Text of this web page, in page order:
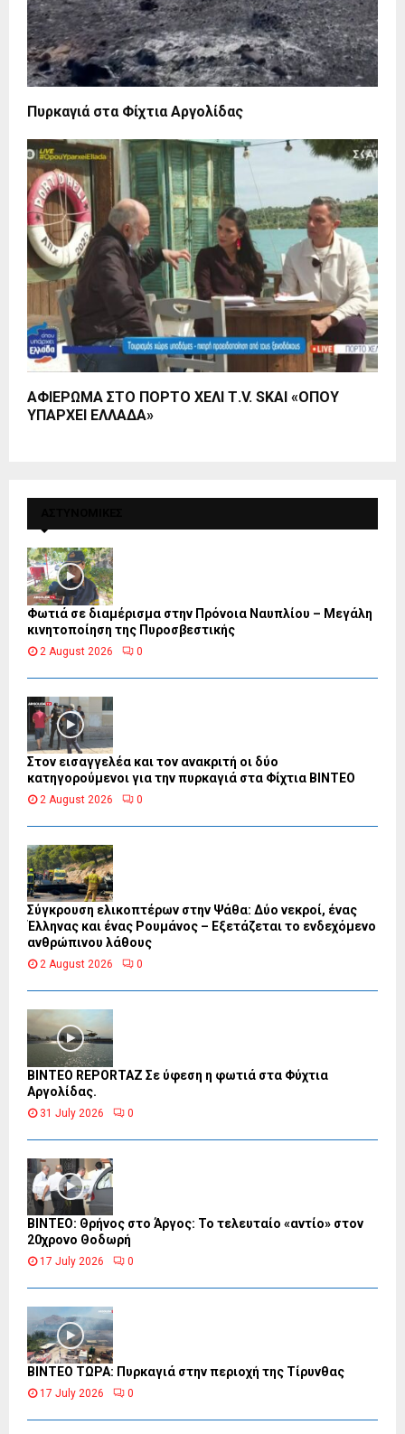
Πυρκαγιά στα Φίχτια Αργολίδας
ΑΦΙΕΡΩΜΑ ΣΤΟ ΠΟΡΤΟ ΧΕΛΙ Τ.V. SKAI «ΟΠΟΥ
ΥΠΑΡΧΕΙ ΕΛΛΑΔΑ»
Φωτιά σε διαμέρισμα στην Πρόνοια Ναυπλίου – Μεγάλη
κινητοποίηση της Πυροσβεστικής
2 August 2026 0
Στον εισαγγελέα και τον ανακριτή οι δύο
κατηγορούμενοι για την πυρκαγιά στα Φίχτια ΒΙΝΤΕΟ
2 August 2026 0
Σύγκρουση ελικοπτέρων στην Ψάθα: Δύο νεκροί, ένας
Έλληνας και ένας Ρουμάνος – Εξετάζεται το ενδεχόμενο
ανθρώπινου λάθους
2 August 2026 0
BINTEO REPORTAZ Σε ύφεση η φωτιά στα Φύχτια
Αργολίδας.
31 July 2026 0
ΒΙΝΤΕΟ: Θρήνος στο Άργος: Το τελευταίο «αντίο» στον
20χρονο Θοδωρή
17 July 2026 0
ΒΙΝΤΕΟ ΤΩΡΑ: Πυρκαγιά στην περιοχή της Τίρυνθας
17 July 2026 0